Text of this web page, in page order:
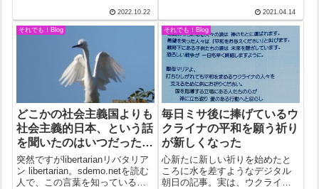
に向けての取り組みの様子が送
られてくる。彼の翻訳によるも
のだが、その文書を読んでいる
と、少なくともこの三つの教会
の本気度が感じられ...
2022.10.22
ともできる。1人で納得したり、
異を唱えたりするのでなく、こ
うした横広がりのダイナミック
な購読ができることが魅力だ。
2021.04.14
それでも！Blog
どこかの社会主義国よりも
社会主義的日本、という話
を聞いたのはいつだった
か。
突然ですがlibertarianリバタリア
ン libertarian。sdemo.netを読む
人で、この言葉を知っている人
それでも！Blog
毎日ミサ後に捧げているウ
クライナの平和を願う祈り
が新しくなった
心新たに新しい祈りを始めたと
ころに水を差すようなデジタル
朝日の記事。実は、ウクライナ